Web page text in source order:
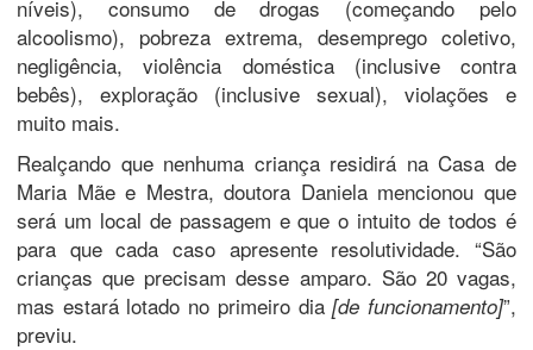
níveis), consumo de drogas (começando pelo
alcoolismo), pobreza extrema, desemprego coletivo,
negligência, violência doméstica (inclusive contra
bebês), exploração (inclusive sexual), violações e
muito mais.
Realçando que nenhuma criança residirá na Casa de
Maria Mãe e Mestra, doutora Daniela mencionou que
será um local de passagem e que o intuito de todos é
para que cada caso apresente resolutividade. “São
crianças que precisam desse amparo. São 20 vagas,
mas estará lotado no primeiro dia[de funcionamento]”,
previu.